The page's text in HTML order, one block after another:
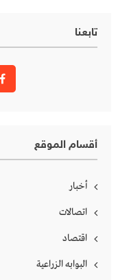
تابعنا
أقسام الموقع
أخبار
اتصالات
اقتصاد
البوابه الزراعية